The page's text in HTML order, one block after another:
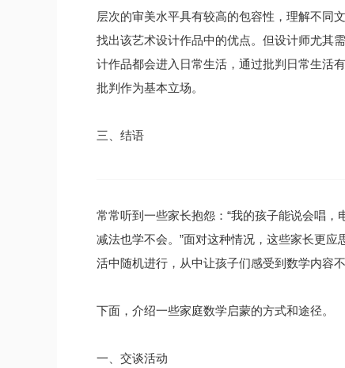
层次的审美水平具有较高的包容性，理解不同
找出该艺术设计作品中的优点。但设计师尤其
计作品都会进入日常生活，通过批判日常生活
批判作为基本立场。
三、结语
常常听到一些家长抱怨：“我的孩子能说会唱
减法也学不会。”面对这种情况，这些家长更
活中随机进行，从中让孩子们感受到数学内容
下面，介绍一些家庭数学启蒙的方式和途径。
一、交谈活动